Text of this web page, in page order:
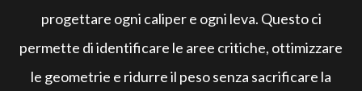
progettare ogni caliper e ogni leva. Questo ci
permette di identificare le aree critiche, ottimizzare
le geometrie e ridurre il peso senza sacrificare la